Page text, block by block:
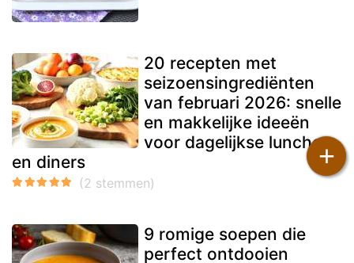
20 recepten met
seizoensingrediënten
van februari 2026: snelle
en makkelijke ideeën
voor dagelijkse lunches
en diners
9 romige soepen die
perfect ontdooien
+